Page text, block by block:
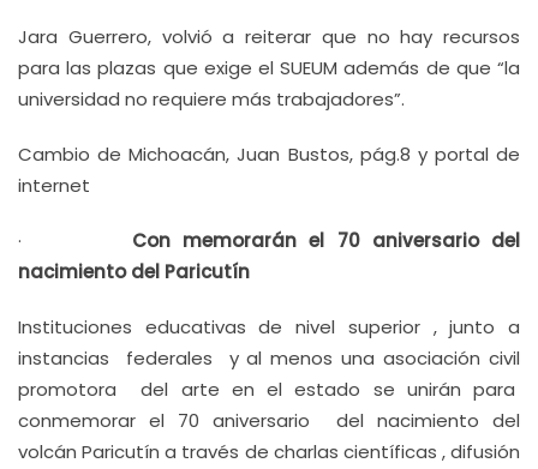
Jara Guerrero, volvió a reiterar que no hay recursos
para las plazas que exige el SUEUM además de que “la
universidad no requiere más trabajadores”.
Cambio de Michoacán, Juan Bustos, pág.8 y portal de
internet
· Con memorarán el 70 aniversario del
nacimiento del Paricutín
Instituciones educativas de nivel superior , junto a
instancias federales y al menos una asociación civil
promotora del arte en el estado se unirán para
conmemorar el 70 aniversario del nacimiento del
volcán Paricutín a través de charlas científicas , difusión